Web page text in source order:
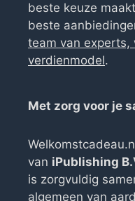
beste keuze
beste
team van experts,
verdienmodel.
Met zorg voor je
van iPublishing
is zorgvuldig
algemeen van